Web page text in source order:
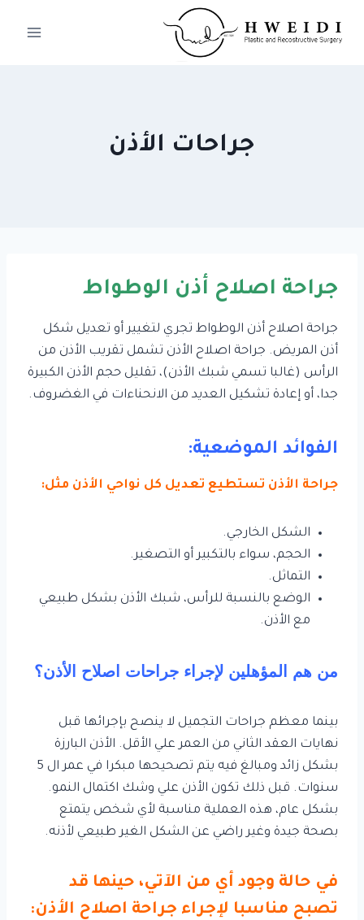
جراحات الأذن
جراحة اصلاح أذن الوطواط
جراحة اصلاح أذن الوطواط تجري لتغيير أو تعديل شكل
أذن المريض. جراحة اصلاح الأذن تشمل تقريب الأذن من
الرأس (غالبا تسمي شبك الأذن)، تقليل حجم الأذن الكبيرة
جدا، أو إعادة تشكيل العديد من الانحناءات في الغضروف.
الفوائد الموضعية:
جراحة الأذن تستطيع تعديل كل نواحي الأذن مثل:
الشكل الخارجي.
الحجم، سواء بالتكبير أو التصغير.
التماثل.
الوضع بالنسبة للرأس، شبك الأذن بشكل طبيعي
مع الأذن.
من هم المؤهلين لإجراء جراحات اصلاح الأذن؟
بينما معظم جراحات التجميل لا ينصح بإجرائها قبل
نهايات العقد الثاني من العمر علي الأقل. الأذن البارزة
بشكل زائد ومبالغ فيه يتم تصحيحها مبكرا في عمر ال 5
سنوات. قبل ذلك تكون الأذن علي وشك اكتمال النمو.
بشكل عام، هذه العملية مناسبة لأي شخص يتمتع
بصحة جيدة وغير راضي عن الشكل الغير طبيعي لأذنه.
في حالة وجود أي من الآتي، حينها قد
تصبح مناسبا لإجراء جراحة اصلاح الأذن: